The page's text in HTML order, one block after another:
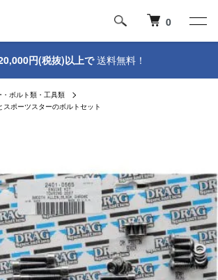
0
円(税抜)以上で送料無料！
ボルト類・工具類
スポーツスターのボルトセット